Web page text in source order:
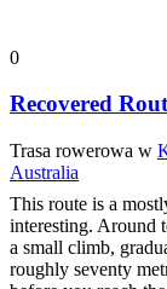
0
Recovered
Trasa rowerowa w
Australia
This route is a
interesting. Around
a small climb,
roughly seventy